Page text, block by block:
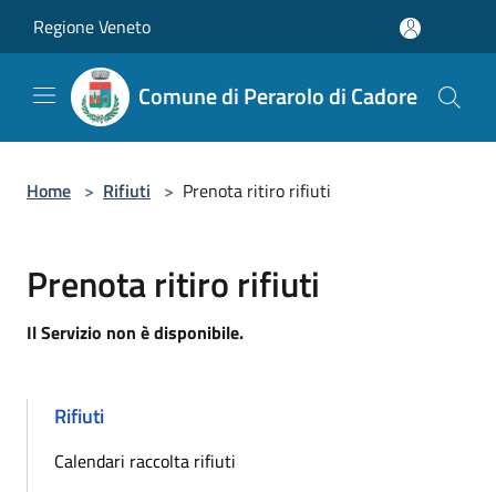
Regione Veneto
Comune di Perarolo di Cadore
Home > Rifiuti > Prenota ritiro rifiuti
Prenota ritiro rifiuti
Il Servizio non è disponibile.
Rifiuti
Calendari raccolta rifiuti